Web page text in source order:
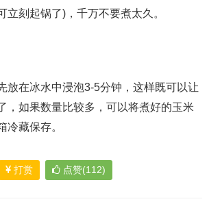
立刻起锅了)，千万不要煮太久。
放在冰水中浸泡3-5分钟，这样既可以让
，如果数量比较多，可以将煮好的玉米
冷藏保存。
打赏 点赞(112)